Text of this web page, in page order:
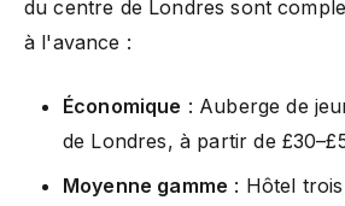
du centre de Londres sont
à l'avance :
Économique : Auberge de
de Londres, à partir de
Moyenne gamme : Hôtel